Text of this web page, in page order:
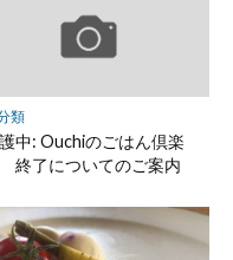
類
中: Ouchiのごはん倶楽
終了についてのご案内